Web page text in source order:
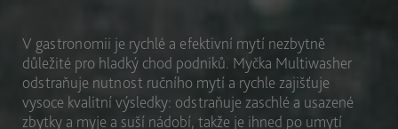
V gastronomii je rychlé a efektivní mytí nezbytně
důležité pro hladký chod podniků. Myčka Multiwasher
odstraňuje nutnost ručního mytí a rychle zajišťuje
vysoce kvalitní výsledky: odstraňuje zaschlé a usazené
zbytky a myje a suší nádobí, takže je ihned po umytí